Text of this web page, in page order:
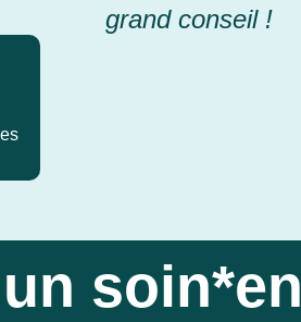
grand conseil !
soin*en